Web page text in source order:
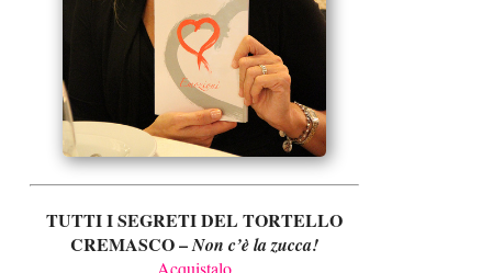
TUTTI I SEGRETI DEL TORTELLO
CREMASCO –Non c’è la zucca!
Acquistalo